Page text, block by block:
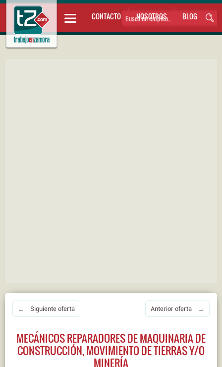
CONTACTO NOSOTROS BLOG
← Siguiente oferta Anterior oferta →
MECÁNICOS REPARADORES DE MAQUINARIA DE
CONSTRUCCIÓN, MOVIMIENTO DE TIERRAS Y/O
MINERÍA